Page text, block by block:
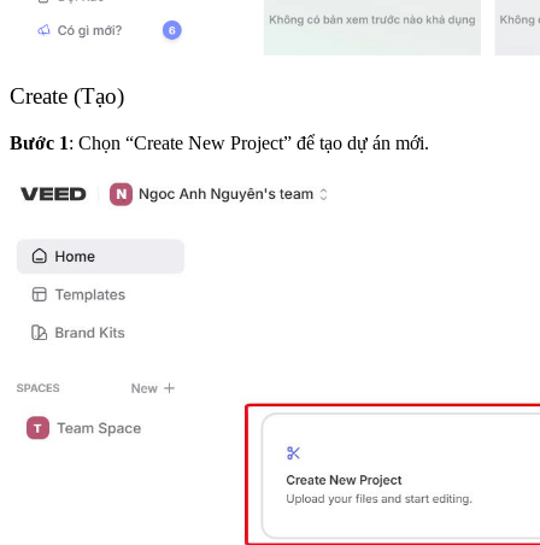
Create (Tạo)
Bước 1: Chọn “Create New Project” để tạo dự án mới.